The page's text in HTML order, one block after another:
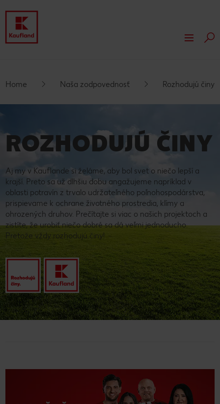
Prejsť na
Päta
Naše hodnoty
Podnikové zásady a tímová kultúra
Ocenenia
Regionálny sortiment
Vlastné značky Kauflandu
Naša zodpovednosť
Rozhodujú činy
Tlačové správy
Rozvoj nehnuteľností
Trvalo udržateľná výstavba
Home Naša zodpovednosť Rozhodujú činy
ROZHODUJÚ ČINY
Aj my v Kauflande si želáme, aby bol svet o niečo lepší a
krajší. Preto sa už dlhšiu dobu angažujeme napríklad v
oblasti potravín z trvalo udržateľného poľnohospodárstva,
prispievame k ochrane životného prostredia, klímy a
ohrozených druhov. Prečítajte si viac o našich projektoch a
zistíte, že urobiť niečo dobré sa dá veľmi jednoducho.
Pretože vždy rozhodujú činy!